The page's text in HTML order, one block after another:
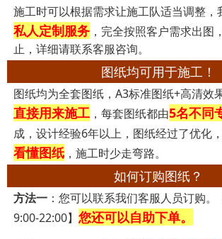
施工时可以根据需求让施工队适当调整，
私人定制服务，完全按照客户需求出图
止，详细请联系客服咨询。
图纸均可用于施工！
图纸均为全套图纸，A3标准图纸+高清效
直接用来施工，每套图纸都由5名不同
成，设计经验6年以上，图纸经过了优化
看懂图纸，施工时少走弯路。
如何订购图纸？
方法一：您可以联系我们客服人员订购。
9:00-22:00】 您还可以自助下单。